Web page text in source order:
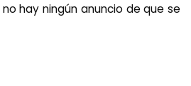
hay ningún anuncio de que se